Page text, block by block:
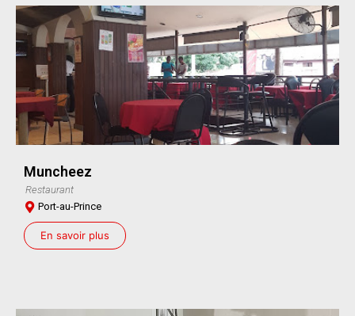
Muncheez
Restaurant
Port-au-Prince
En savoir plus